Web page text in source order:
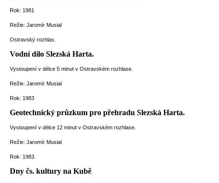
Rok: 1981
Režie: Jaromír Musial
Ostravský rozhlas.
Vodní dílo Slezská Harta.
Vystoupení v délce 5 minut v Ostravském rozhlase.
Režie: Jaromír Musial
Rok: 1983
Geotechnický průzkum pro přehradu Slezská Harta.
Vystoupení v délce 12 minut v Ostravském rozhlase.
Režie: Jaromír Musial
Rok: 1983.
Dny čs. kultury na Kubě